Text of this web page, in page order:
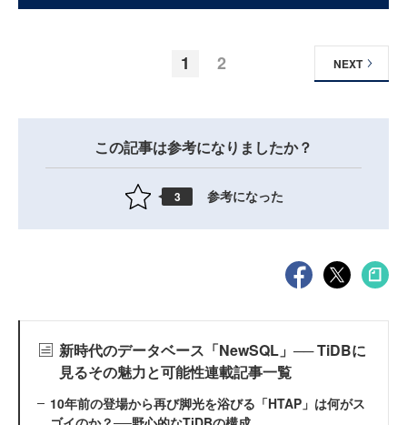
1 2 NEXT
この記事は参考になりましたか？
3 参考になった
新時代のデータベース「NewSQL」── TiDBに
見るその魅力と可能性連載記事一覧
10年前の登場から再び脚光を浴びる「HTAP」は何がス